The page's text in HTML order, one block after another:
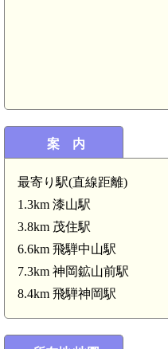
案 内
最寄り駅(直線距離)
1.3km 漆山駅
3.8km 茂住駅
6.6km 飛騨中山駅
7.3km 神岡鉱山前駅
8.4km 飛騨神岡駅